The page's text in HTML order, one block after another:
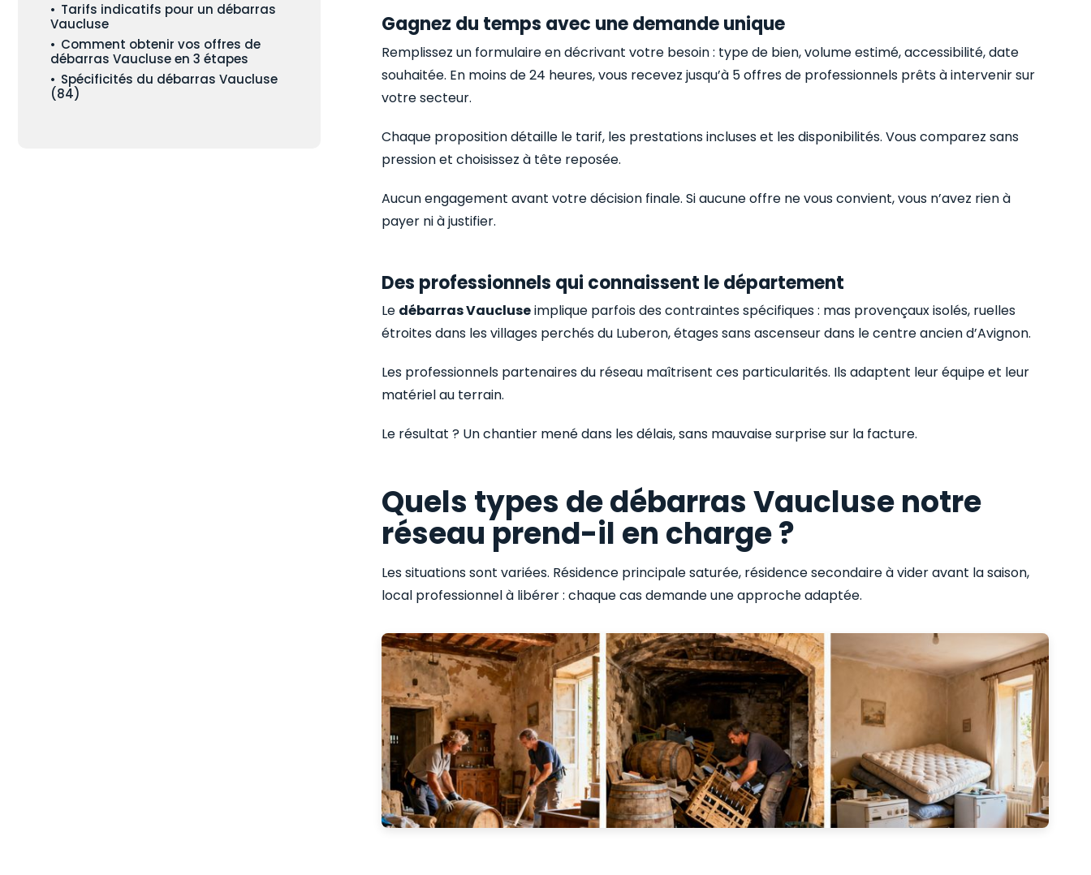
Tarifs indicatifs pour un débarras
Vaucluse
Comment obtenir vos offres de
débarras Vaucluse en 3 étapes
Spécificités du débarras Vaucluse
(84)
Gagnez du temps avec une demande unique
Remplissez un formulaire en décrivant votre besoin : type de bien, volume estimé, accessibilité, date
souhaitée. En moins de 24 heures, vous recevez jusqu’à 5 offres de professionnels prêts à intervenir sur
votre secteur.
Chaque proposition détaille le tarif, les prestations incluses et les disponibilités. Vous comparez sans
pression et choisissez à tête reposée.
Aucun engagement avant votre décision finale. Si aucune offre ne vous convient, vous n’avez rien à
payer ni à justifier.
Des professionnels qui connaissent le département
Le débarras Vaucluseimplique parfois des contraintes spécifiques : mas provençaux isolés, ruelles
étroites dans les villages perchés du Luberon, étages sans ascenseur dans le centre ancien d’Avignon.
Les professionnels partenaires du réseau maîtrisent ces particularités. Ils adaptent leur équipe et leur
matériel au terrain.
Le résultat ? Un chantier mené dans les délais, sans mauvaise surprise sur la facture.
Quels types de débarras Vaucluse notre
réseau prend-il en charge ?
Les situations sont variées. Résidence principale saturée, résidence secondaire à vider avant la saison,
local professionnel à libérer : chaque cas demande une approche adaptée.